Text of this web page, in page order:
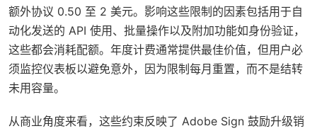
额外协议 0.50 至 2 美元。影响这些限制的因素包括用于自
动化发送的 API 使用、批量操作以及附加功能如身份验证，
这些都会消耗配额。年度计费通常提供最佳价值，但用户必
须监控仪表板以避免意外，因为限制每月重置，而不是结转
未用容量。
从商业角度来看，这些约束反映了 Adobe Sign 鼓励升级销